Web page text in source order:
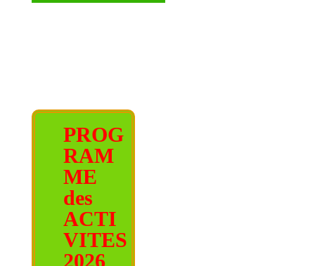
PROG
RAM
ME
des
ACTI
VITES
2026